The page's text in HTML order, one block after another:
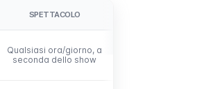
SPETTACOLO
Qualsiasi ora/giorno, a
seconda dello show